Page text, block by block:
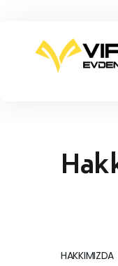
HAKKIMIZDA